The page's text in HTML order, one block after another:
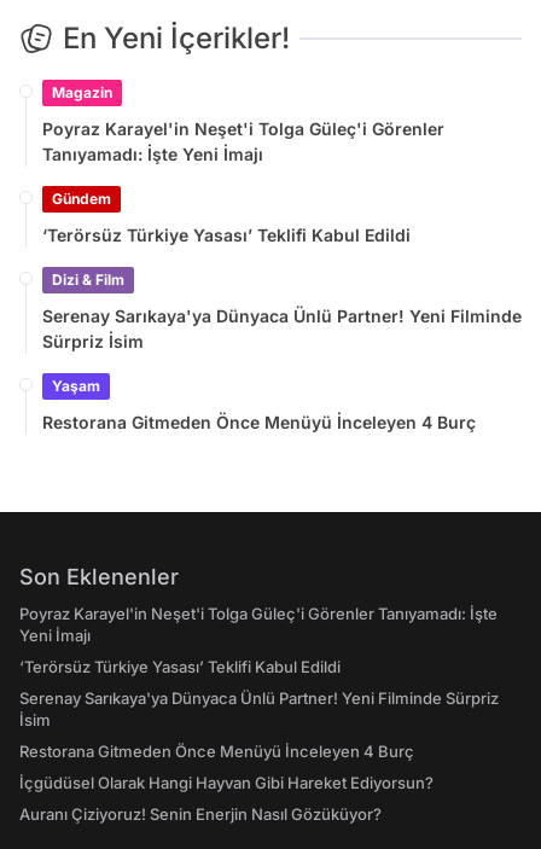
En Yeni İçerikler!
Magazin
Poyraz Karayel'in Neşet'i Tolga Güleç'i Görenler
Tanıyamadı: İşte Yeni İmajı
Gündem
‘Terörsüz Türkiye Yasası’ Teklifi Kabul Edildi
Dizi & Film
Serenay Sarıkaya'ya Dünyaca Ünlü Partner! Yeni Filminde
Sürpriz İsim
Yaşam
Restorana Gitmeden Önce Menüyü İnceleyen 4 Burç
Son Eklenenler
Poyraz Karayel'in Neşet'i Tolga Güleç'i Görenler Tanıyamadı: İşte
Yeni İmajı
‘Terörsüz Türkiye Yasası’ Teklifi Kabul Edildi
Serenay Sarıkaya'ya Dünyaca Ünlü Partner! Yeni Filminde Sürpriz
İsim
Restorana Gitmeden Önce Menüyü İnceleyen 4 Burç
İçgüdüsel Olarak Hangi Hayvan Gibi Hareket Ediyorsun?
Auranı Çiziyoruz! Senin Enerjin Nasıl Gözüküyor?